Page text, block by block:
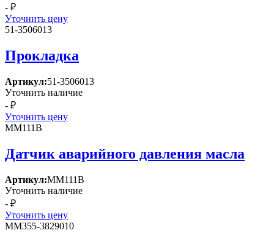
- ₽
Уточнить цену
51-3506013
Прокладка
Артикул:51-3506013
Уточнить наличие
- ₽
Уточнить цену
ММ111В
Датчик аварийного давления масла
Артикул:ММ111В
Уточнить наличие
- ₽
Уточнить цену
ММ355-3829010